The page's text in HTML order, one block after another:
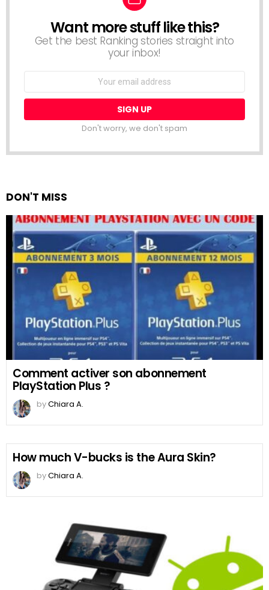
NEWSLETTER
Want more stuff like this?
Get the best Ranking stories straight into
your inbox!
Don't worry, we don't spam
DON'T MISS
Comment activer son abonnement
PlayStation Plus ?
byChiara A.
How much V-bucks is the Aura Skin?
byChiara A.